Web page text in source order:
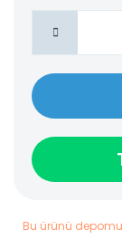
Bu ürünü